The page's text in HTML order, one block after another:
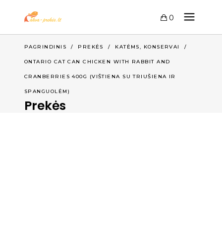
0
PAGRINDINIS / PREKĖS / KATĖMS, KONSERVAI /
ONTARIO CAT CAN CHICKEN WITH RABBIT AND
CRANBERRIES 400G (VIŠTIENA SU TRIUŠIENA IR
SPANGUOLĖM)
Prekės